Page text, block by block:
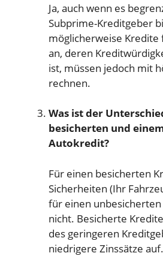
Ja, auch wenn es
Subprime-Kreditgeber
möglicherweise
an, deren
ist, müssen jedoch mit
rechnen.
Was ist der
besicherten und
Autokredit?
Für einen besicherten
Sicherheiten (Ihr
für einen
nicht. Besicherte
des geringeren
niedrigere Zinssätze auf.